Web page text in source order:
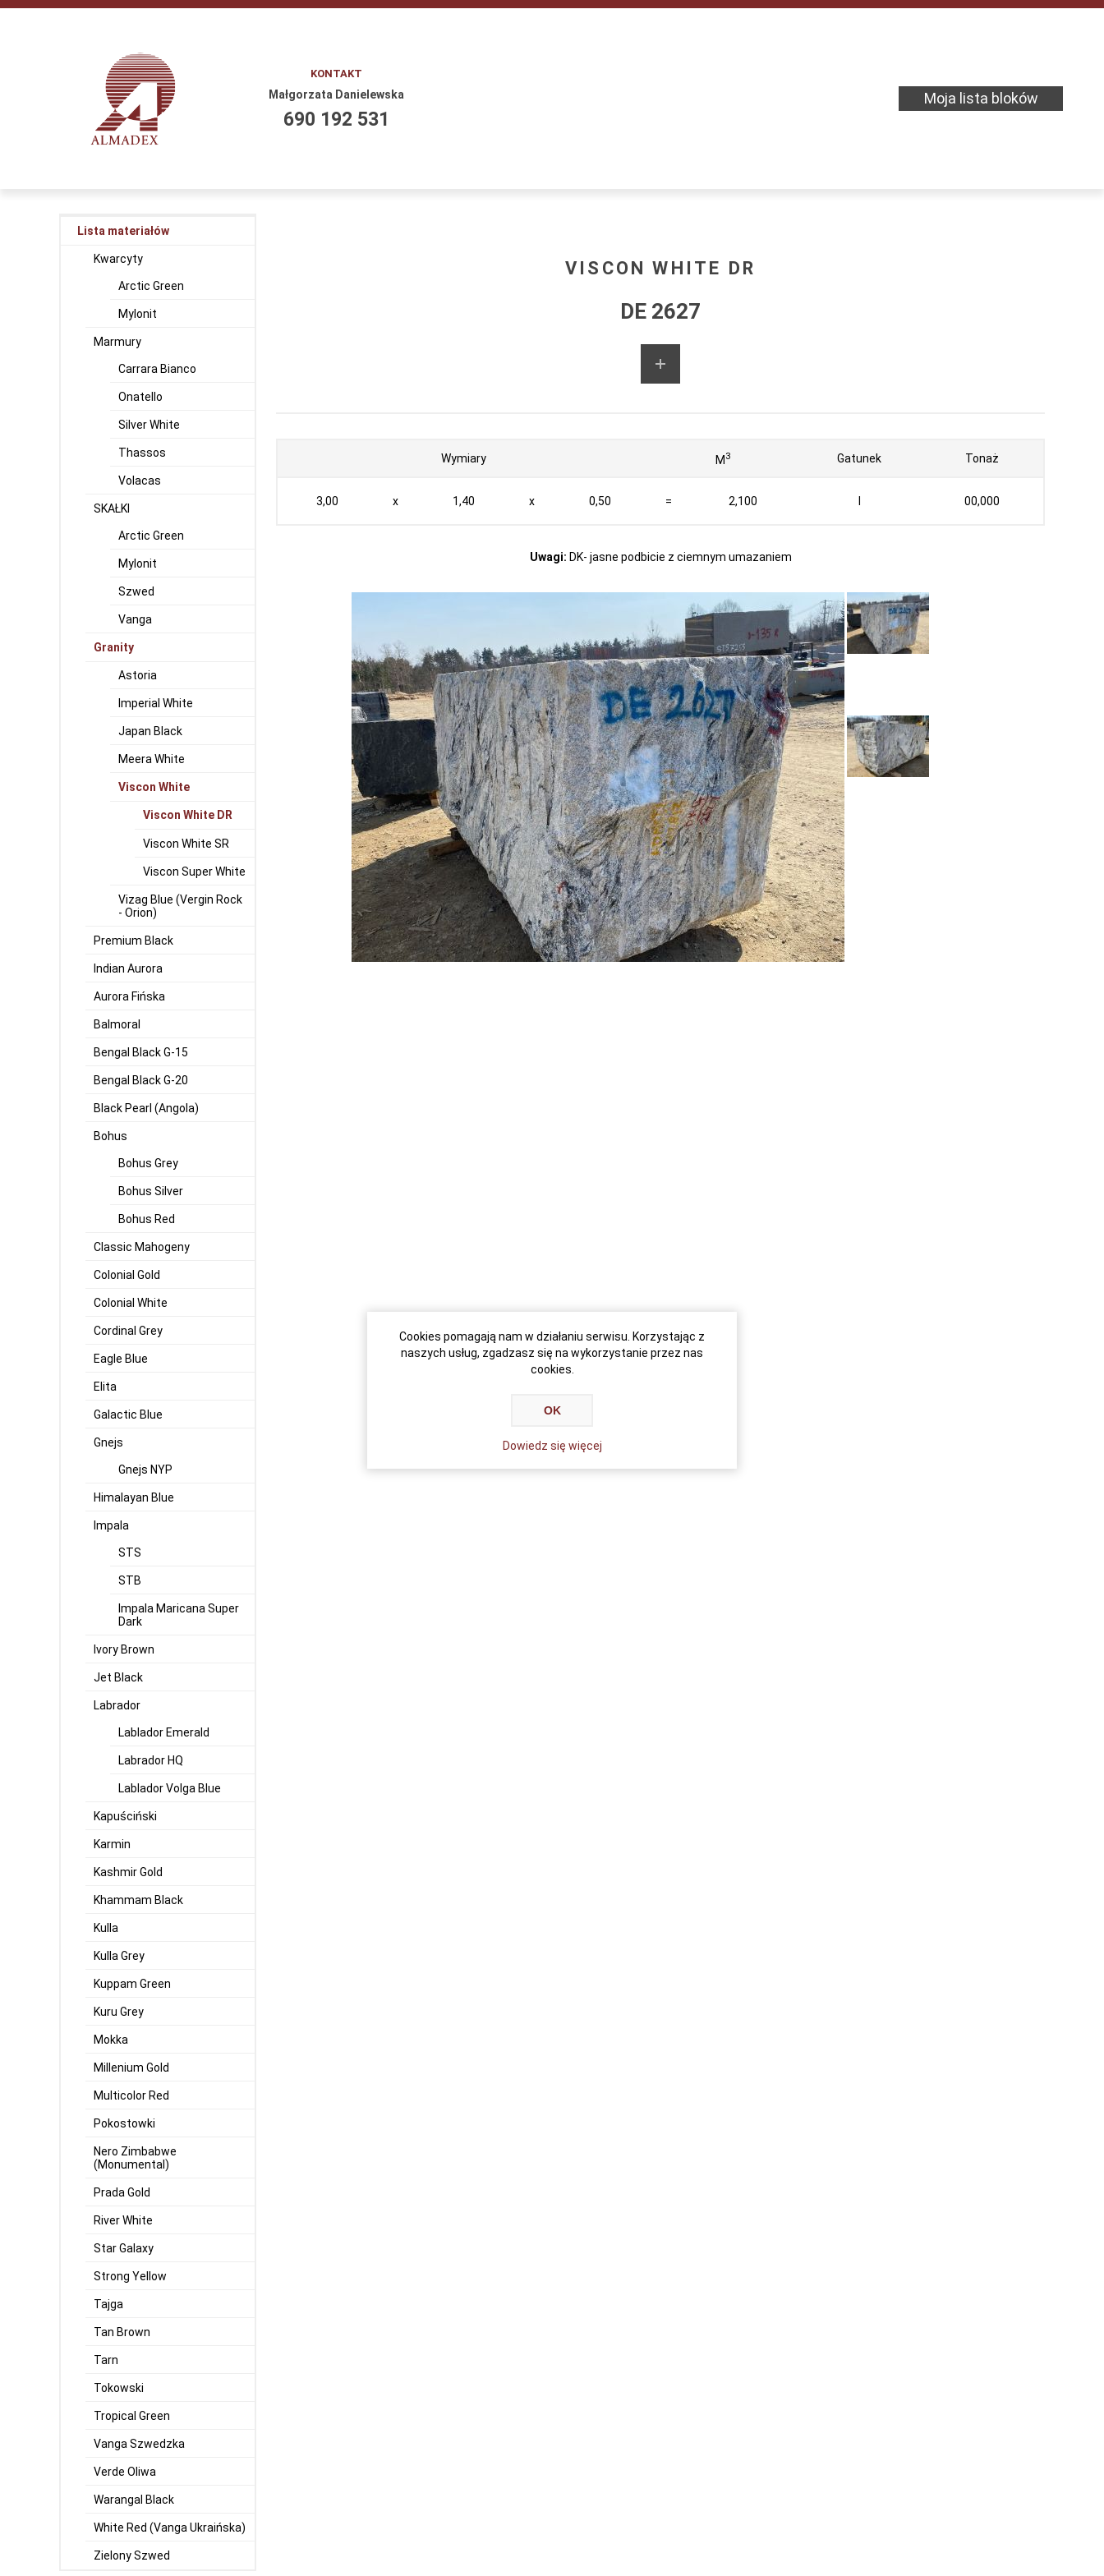
KONTAKT
Małgorzata Danielewska
690 192 531
Moja lista bloków
VISCON WHITE DR
DE 2627
Wymiary M 3 Gatunek Tonaż
3,00 x 1,40 x 0,50 = 2,100 00,000
Uwagi: DK- jasne podbicie z ciemnym umazaniem
Lista materiałów
Kwarcyty
Arctic Green
Mylonit
Marmury
Carrara Bianco
Onatello
Silver White
Thassos
Volacas
SKAŁKI
Arctic Green
Mylonit
Szwed
Vanga
Granity
Astoria
Imperial White
Japan Black
Meera White
Viscon White
Viscon White DR
Viscon White SR
Viscon Super White
Vizag Blue (Vergin Rock
- Orion)
Premium Black
Indian Aurora
Aurora Fińska
Balmoral
Bengal Black G-15
Bengal Black G-20
Black Pearl (Angola)
Bohus
Bohus Grey
Bohus Silver
Bohus Red
Classic Mahogeny
Colonial Gold
Colonial White
Cordinal Grey
Eagle Blue
Elita
Galactic Blue
Gnejs
Gnejs NYP
Himalayan Blue
Impala
STS
STB
Impala Maricana Super
Dark
Ivory Brown
Jet Black
Labrador
Lablador Emerald
Labrador HQ
Lablador Volga Blue
Kapuściński
Karmin
Kashmir Gold
Khammam Black
Kulla
Kulla Grey
Kuppam Green
Kuru Grey
Mokka
Millenium Gold
Multicolor Red
Pokostowki
Nero Zimbabwe
(Monumental)
Prada Gold
River White
Star Galaxy
Strong Yellow
Tajga
Tan Brown
Tarn
Tokowski
Tropical Green
Vanga Szwedzka
Verde Oliwa
Warangal Black
White Red (Vanga Ukraińska)
Zielony Szwed
Cookies pomagają nam w działaniu serwisu. Korzystając z
naszych usług, zgadzasz się na wykorzystanie przez nas
cookies.
OK
Dowiedz się więcej